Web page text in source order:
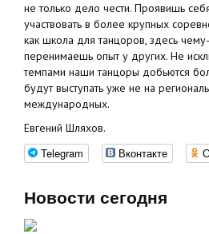
не только дело чести. Проявишь
участвовать в более крупных
как школа для танцоров, здесь
перенимаешь опыт у других. Не
темпами наши танцоры добьются
будут выступать уже не на
международных.
Евгений Шляхов.
Telegram Вконтакте
Новости сегодня